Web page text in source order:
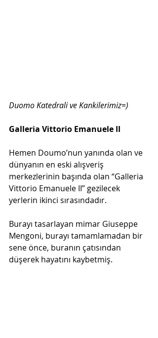
Duomo Katedrali ve Kankilerimiz=)
Galleria Vittorio Emanuele II
Hemen Doumo’nun yanında olan ve
dünyanın en eski alışveriş
merkezlerinin başında olan “Galleria
Vittorio Emanuele II” gezilecek
yerlerin ikinci sırasındadır.
Burayı tasarlayan mimar Giuseppe
Mengoni, burayı tamamlamadan bir
sene önce, buranın çatısından
düşerek hayatını kaybetmiş.